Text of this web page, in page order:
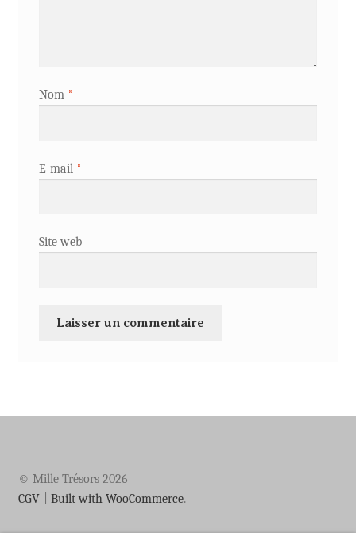
Nom *
E-mail *
Site web
© Mille Trésors 2026
CGV
Built with WooCommerce.